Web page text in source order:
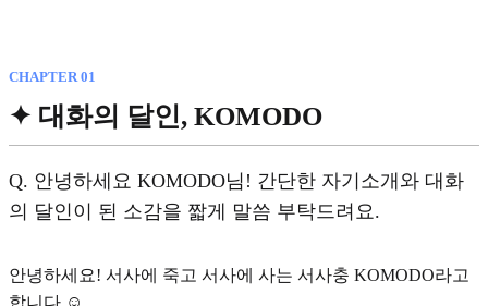
CHAPTER 01
✦ 대화의 달인, KOMODO
Q. 안녕하세요 KOMODO님! 간단한 자기소개와 대화
의 달인이 된 소감을 짧게 말씀 부탁드려요.
안녕하세요! 서사에 죽고 서사에 사는 서사충 KOMODO라고
합니다 ☺️